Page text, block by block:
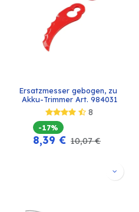
Ersatzmesser gebogen, zu
Akku-Trimmer Art. 984031
8
-17%
8,39 € 10,07€